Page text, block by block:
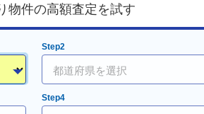
物件の高額査定を試す
Step2
Step4